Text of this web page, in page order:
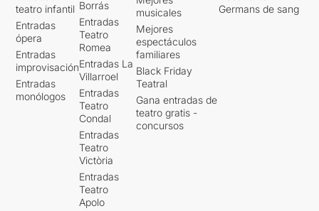
teatro infantil
Entradas
ópera
Entradas
improvisación
Entradas
monólogos
Borrás
Entradas
Teatro
Romea
Entradas La
Villarroel
Entradas
Teatro
Condal
Entradas
Teatro
Victòria
Entradas
Teatro
Apolo
musicales
Mejores
espectáculos
familiares
Black Friday
Teatral
Gana entradas de
teatro gratis -
concursos
Germans de sang